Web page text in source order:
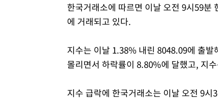
한국거래소에 따르면 이날 오전 9시59
에 거래되고 있다.
지수는 이날 1.38% 내린 8048.09에 출
몰리면서 하락률이 8.80%에 달했고, 지
지수 급락에 한국거래소는 이날 오전 9